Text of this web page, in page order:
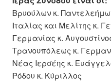
Βρυούλων κ.
Ιταλίας και Μελίτης κ.
Γερμανίας κ.
Τρανουπόλεως κ.
Νέας Ιερσέης κ.
Ρόδου κ. Κύριλλος